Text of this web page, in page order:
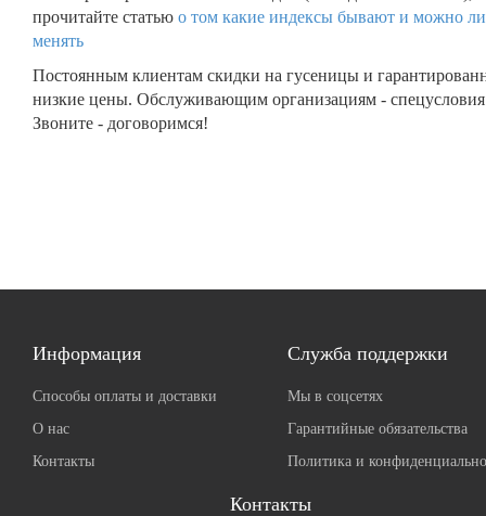
прочитайте статью о том какие индексы бывают и можно
менять
Постоянным клиентам скидки на гусеницы и
низкие цены. Обслуживающим организациям -
Звоните - договоримся!
Информация
Способы оплаты и доставки
О нас
Контакты
Служба поддержки
Мы в соцсетях
Гарантийные обязательства
Политика и
Контакты